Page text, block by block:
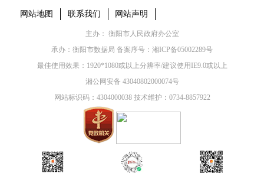
网站地图 联系我们 网站声明
主办： 衡阳市人民政府办公室
承办：衡阳市数据局 备案序号： 湘ICP备05002289号
最佳使用效果：1920*1080或以上分辨率/建议使用IE9.0或以上
湘公网安备 43040802000074号
网站标识码：4304000038 技术维护：0734-8857922